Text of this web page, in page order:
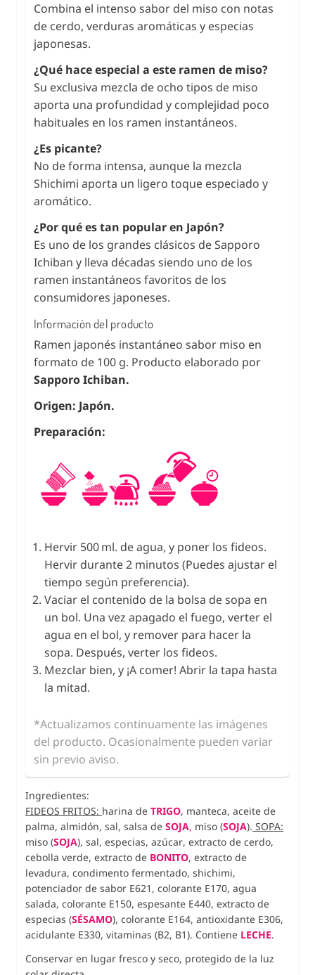
Combina el intenso sabor del miso con notas
de cerdo, verduras aromáticas y especias
japonesas.
¿Qué hace especial a este ramen de miso?
Su exclusiva mezcla de ocho tipos de miso
aporta una profundidad y complejidad poco
habituales en los ramen instantáneos.
¿Es picante?
No de forma intensa, aunque la mezcla
Shichimi aporta un ligero toque especiado y
aromático.
¿Por qué es tan popular en Japón?
Es uno de los grandes clásicos de Sapporo
Ichiban y lleva décadas siendo uno de los
ramen instantáneos favoritos de los
consumidores japoneses.
Información del producto
Ramen japonés instantáneo sabor miso en
formato de 100 g. Producto elaborado por
Sapporo Ichiban.
Origen: Japón.
Preparación:
Hervir 500 ml. de agua, y poner los fideos.
Hervir durante 2 minutos (Puedes ajustar el
tiempo según preferencia).
Vaciar el contenido de la bolsa de sopa en
un bol. Una vez apagado el fuego, verter el
agua en el bol, y remover para hacer la
sopa. Después, verter los fideos.
Mezclar bien, y ¡A comer! Abrir la tapa hasta
la mitad.
*Actualizamos continuamente las imágenes
del producto. Ocasionalmente pueden variar
sin previo aviso.
Ingredientes:
FIDEOS FRITOS: harina de TRIGO, manteca, aceite de
palma, almidón, sal, salsa de SOJA, miso (SOJA). SOPA:
miso (SOJA), sal, especias, azúcar, extracto de cerdo,
cebolla verde, extracto de BONITO, extracto de
levadura, condimento fermentado, shichimi,
potenciador de sabor E621, colorante E170, agua
salada, colorante E150, espesante E440, extracto de
especias (SÉSAMO), colorante E164, antioxidante E306,
acidulante E330, vitaminas (B2, B1). Contiene LECHE.
Conservar en lugar fresco y seco, protegido de la luz